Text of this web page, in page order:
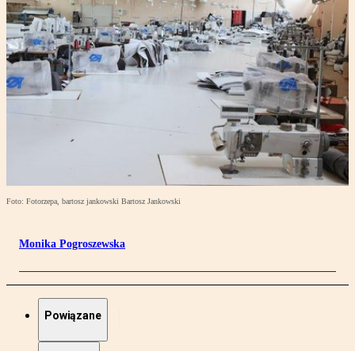
Foto: Fotorzepa, bartosz jankowski Bartosz Jankowski
Monika Pogroszewska
Powiązane